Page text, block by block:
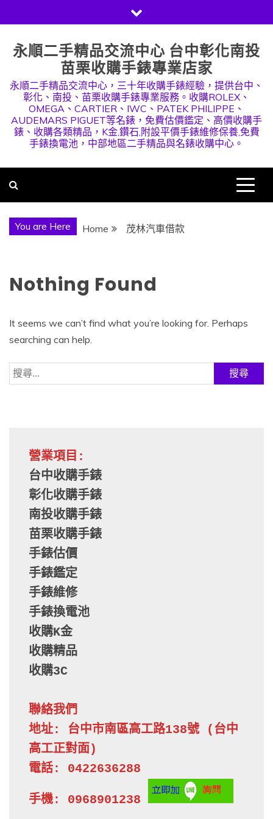
to
content
永順二手精品交流中心 台中彰化南投
苗栗收購手錶專業店家
永順二手精品交流中心，三十年收購手錶經驗，提供台中、
彰化、南投、苗栗收購手錶專業服務。收購ROLEX、
OMEGA、CARTIER、IWC、PATEK PHILIPPE、
AUDEMARS PIGUET等名錶，免費估價鑑定、高價收購手
錶、收購各類精品，K金,鑽石,附設平價手錶維修保養,免費
手錶換電池，中部地區二手精品與名錶收購中心。
You are Here Home 茂林汽車借款
Nothing Found
It seems we can’t find what you’re looking for. Perhaps
searching can help.
搜
尋
營業項目:
台中收購手錶
彰化收購手錶
南投收購手錶
苗栗收購手錶
手錶估價
手錶鑑定
手錶維修
手錶換電池
收購K金
收購精品
收購3C
聯絡我們
地址: 台中市南區高工路138號 (台中
高工正對面)
電話: 0422636288
手機: 0968901238